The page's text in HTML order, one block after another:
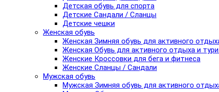
Детская обувь для спорта
Детские Сандали / Сланцы
Детские чешки
Женская обувь
Женская Зимняя обувь для активного
Женская Обувь для активного отдыха и
Женские Кроссовки для бега и фитнеса
Женские Сланцы / Сандали
Мужская обувь
Мужская Зимняя обувь для активного